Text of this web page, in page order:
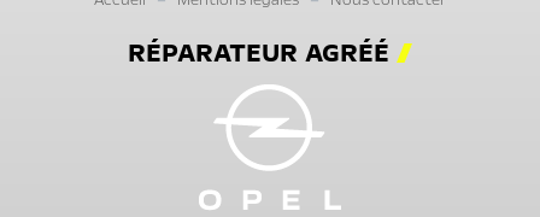
RÉPARATEUR AGRÉÉ